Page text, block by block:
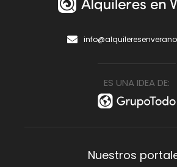
ES UNA IDEA DE:
Nuestros